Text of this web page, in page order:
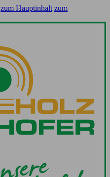
zum Hauptinhalt zum